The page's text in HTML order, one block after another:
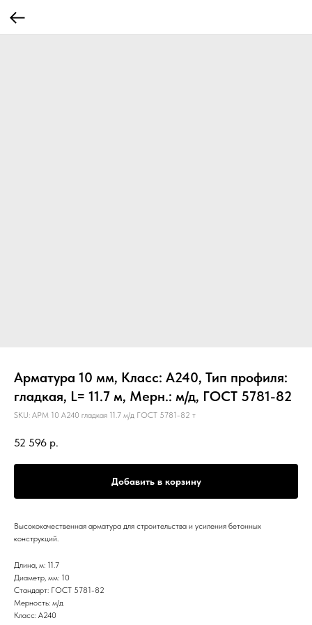
Арматура 10 мм, Класс: А240, Тип профиля:
гладкая, L= 11.7 м, Мерн.: м/д, ГОСТ 5781-82
SKU: АРМ 10 А240 гладкая 11.7 м/д ГОСТ 5781-82 т
52 596 р.
Добавить в корзину
Высококачественная арматура для строительства и усиления бетонных
конструкций.
Длина, м: 11.7
Диаметр, мм: 10
Стандарт: ГОСТ 5781-82
Мерность: м/д
Класс: А240